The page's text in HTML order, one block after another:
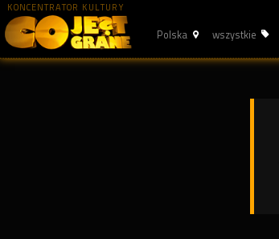
KONCENTRATOR KULTURY
Polska wszystkie